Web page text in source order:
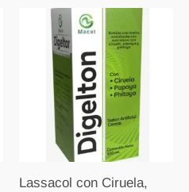
Lassacol con Ciruela,